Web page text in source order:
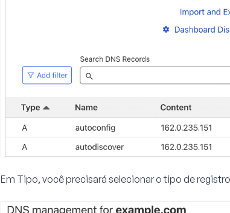
Em Tipo, você precisará selecionar o tipo de